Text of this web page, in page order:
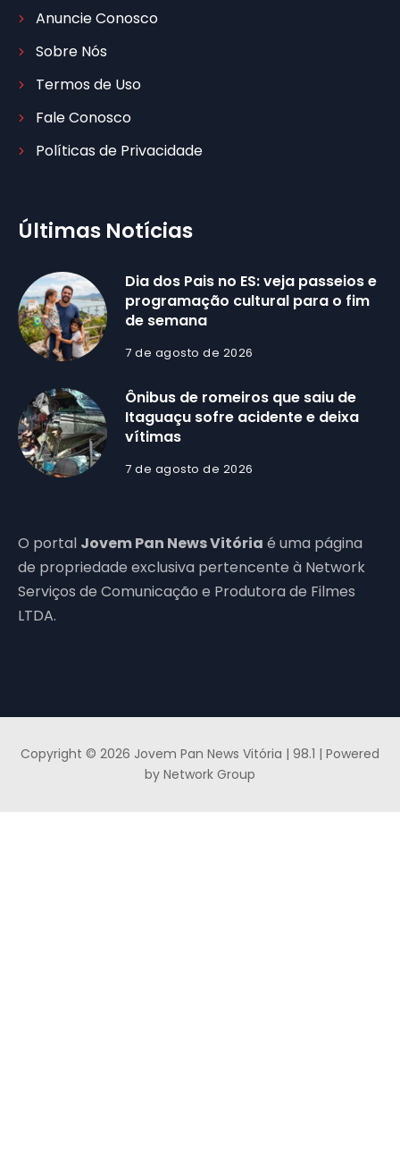
Anuncie Conosco
Sobre Nós
Termos de Uso
Fale Conosco
Políticas de Privacidade
Últimas Notícias
Dia dos Pais no ES: veja passeios e
programação cultural para o fim
de semana
7 de agosto de 2026
Ônibus de romeiros que saiu de
Itaguaçu sofre acidente e deixa
vítimas
7 de agosto de 2026
O portal Jovem Pan News Vitória é uma página
de propriedade exclusiva pertencente à Network
Serviços de Comunicação e Produtora de Filmes
LTDA.
Copyright © 2026 Jovem Pan News Vitória | 98.1 | Powered
by Network Group